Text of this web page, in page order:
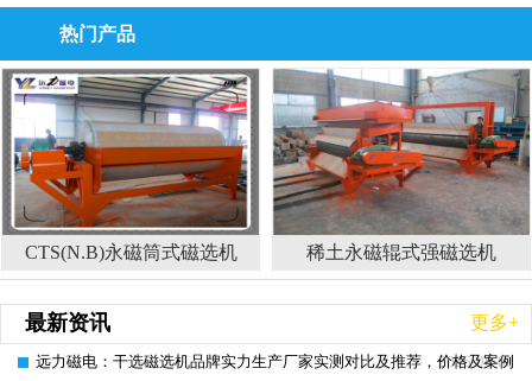
热门产品
CTS(N.B)永磁筒式磁选机 稀土永磁辊式强磁选机
最新资讯 更多+
2026-08-08
远力磁电：干选磁选机品牌实力生产厂家实测对比及推荐，价格及案例